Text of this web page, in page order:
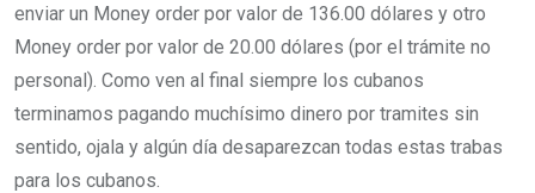
enviar un Money order por valor de 136.00 dólares y otro
Money order por valor de 20.00 dólares (por el trámite no
personal). Como ven al final siempre los cubanos
terminamos pagando muchísimo dinero por tramites sin
sentido, ojala y algún día desaparezcan todas estas trabas
para los cubanos.